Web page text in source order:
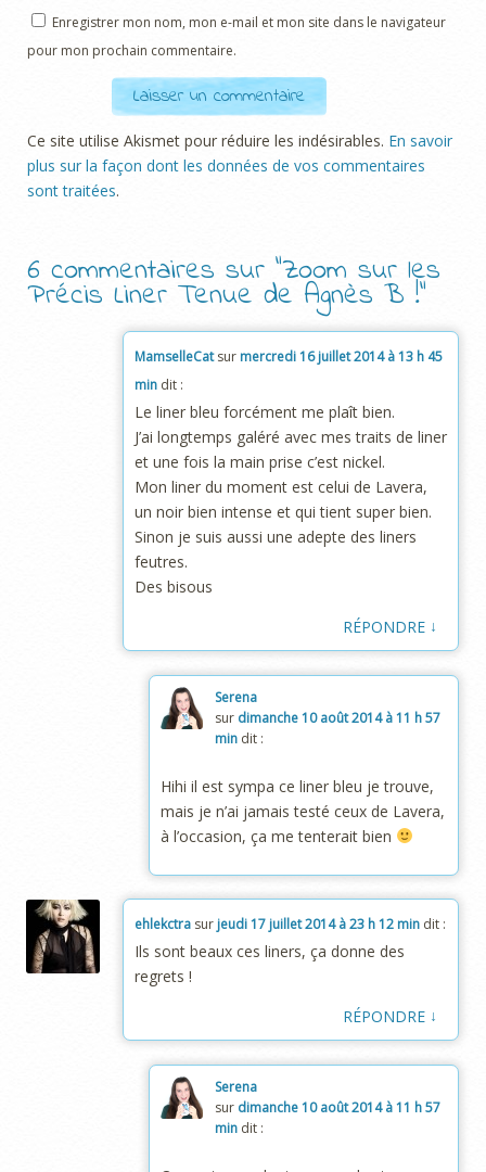
Enregistrer mon nom, mon e-mail et mon site dans le navigateur
pour mon prochain commentaire.
Ce site utilise Akismet pour réduire les indésirables. En savoir
plus sur la façon dont les données de vos commentaires
sont traitées.
6 commentaires sur “Zoom sur les
Précis Liner Tenue de Agnès B !”
MamselleCatsur mercredi 16 juillet 2014 à 13 h 45
min dit :
Le liner bleu forcément me plaît bien.
J’ai longtemps galéré avec mes traits de liner
et une fois la main prise c’est nickel.
Mon liner du moment est celui de Lavera,
un noir bien intense et qui tient super bien.
Sinon je suis aussi une adepte des liners
feutres.
Des bisous
RÉPONDRE ↓
Serena
sur dimanche 10 août 2014 à 11 h 57
min dit :
Hihi il est sympa ce liner bleu je trouve,
mais je n’ai jamais testé ceux de Lavera,
à l’occasion, ça me tenterait bien
ehlekctra sur jeudi 17 juillet 2014 à 23 h 12 min dit :
Ils sont beaux ces liners, ça donne des
regrets !
RÉPONDRE ↓
Serena
sur dimanche 10 août 2014 à 11 h 57
min dit :